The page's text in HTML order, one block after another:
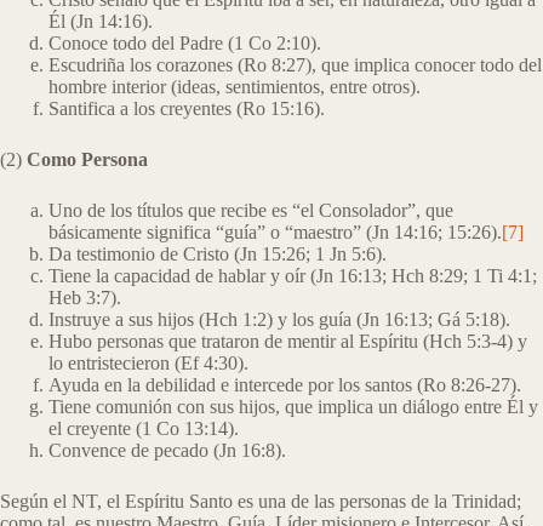
Él (Jn 14:16).
Conoce todo del Padre (1 Co 2:10).
Escudriña los corazones (Ro 8:27), que implica conocer todo del
hombre interior (ideas, sentimientos, entre otros).
Santifica a los creyentes (Ro 15:16).
(2) Como Persona
Uno de los títulos que recibe es “el Consolador”, que
básicamente significa “guía” o “maestro” (Jn 14:16; 15:26).[7]
Da testimonio de Cristo (Jn 15:26; 1 Jn 5:6).
Tiene la capacidad de hablar y oír (Jn 16:13; Hch 8:29; 1 Ti 4:1;
Heb 3:7).
Instruye a sus hijos (Hch 1:2) y los guía (Jn 16:13; Gá 5:18).
Hubo personas que trataron de mentir al Espíritu (Hch 5:3-4) y
lo entristecieron (Ef 4:30).
Ayuda en la debilidad e intercede por los santos (Ro 8:26-27).
Tiene comunión con sus hijos, que implica un diálogo entre Él y
el creyente (1 Co 13:14).
Convence de pecado (Jn 16:8).
Según el NT, el Espíritu Santo es una de las personas de la Trinidad;